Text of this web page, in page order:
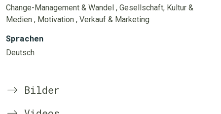
Change-Management & Wandel , Gesellschaft, Kultur &
Medien , Motivation , Verkauf & Marketing
Sprachen
Deutsch
Bilder